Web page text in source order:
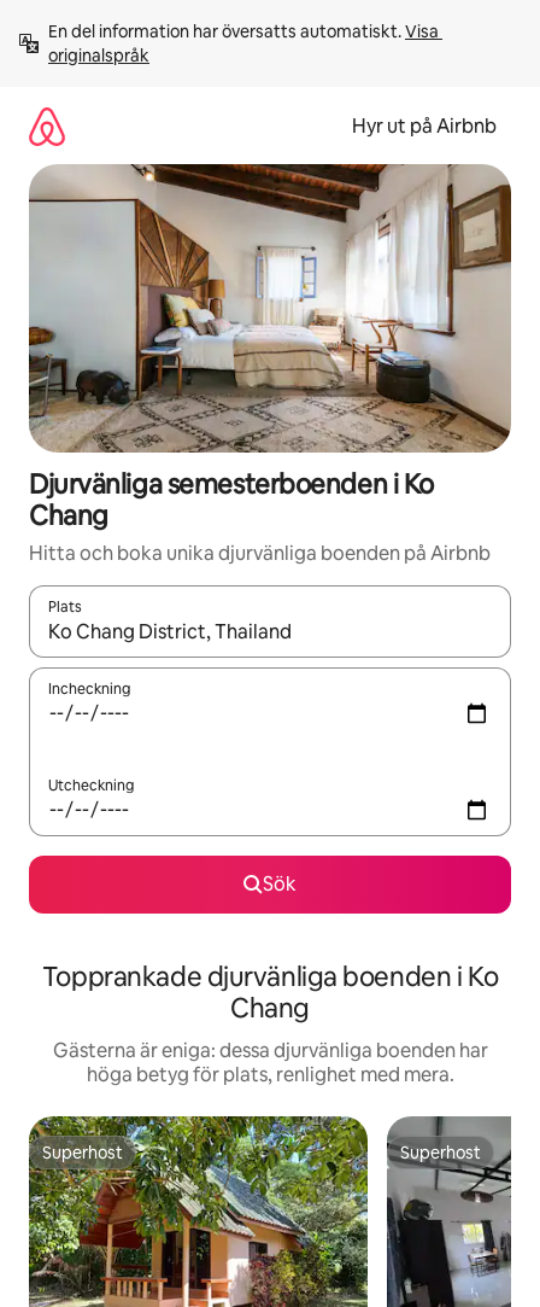
innehåll
En del information har översatts automatiskt. Visa
originalspråk
Hyr ut på Airbnb
Djurvänliga semesterboenden i Ko
Chang
Hitta och boka unika djurvänliga boenden på Airbnb
Plats
När resultaten är tillgängliga kan du navigera med upp- och
Incheckning
Utcheckning
Sök
Topprankade djurvänliga boenden i Ko
Chang
Gästerna är eniga: dessa djurvänliga boenden har
höga betyg för plats, renlighet med mera.
Superhost
Superhost Superhost
Superhost